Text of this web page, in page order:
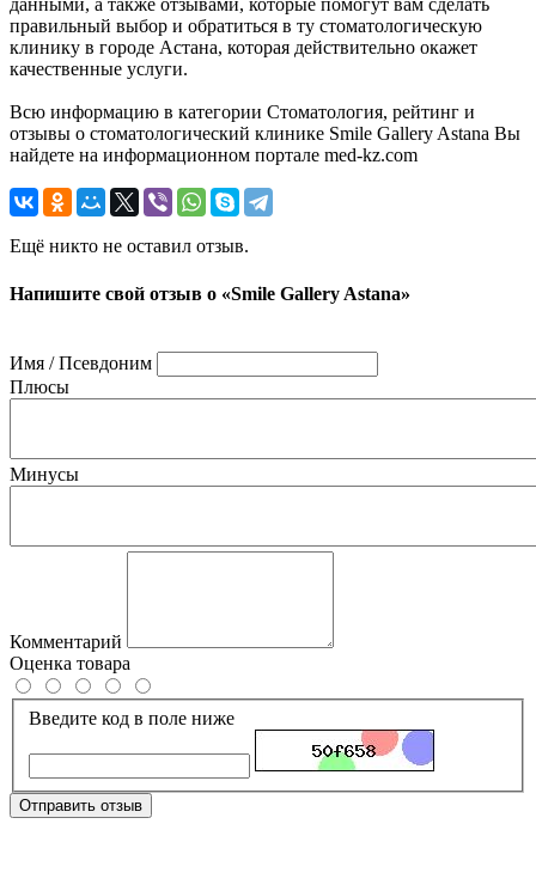
данными, а также отзывами, которые помогут вам сделать
правильный выбор и обратиться в ту стоматологическую
клинику в городе Астана, которая действительно окажет
качественные услуги.
Всю информацию в категории Стоматология, рейтинг и
отзывы о стоматологический клинике Smile Gallery Astana Вы
найдете на информационном портале med-kz.com
Ещё никто не оставил отзыв.
Напишите свой отзыв о «Smile Gallery Astana»
Имя / Псевдоним
Плюсы
Минусы
Комментарий
Оценка товара
Введите код в поле ниже
Отправить отзыв